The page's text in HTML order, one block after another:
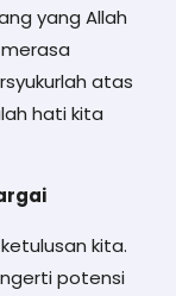
yang Allah
atas
hati kita
kita.
potensi